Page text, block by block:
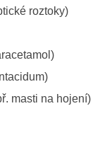
roztoky)
masti na hojení)